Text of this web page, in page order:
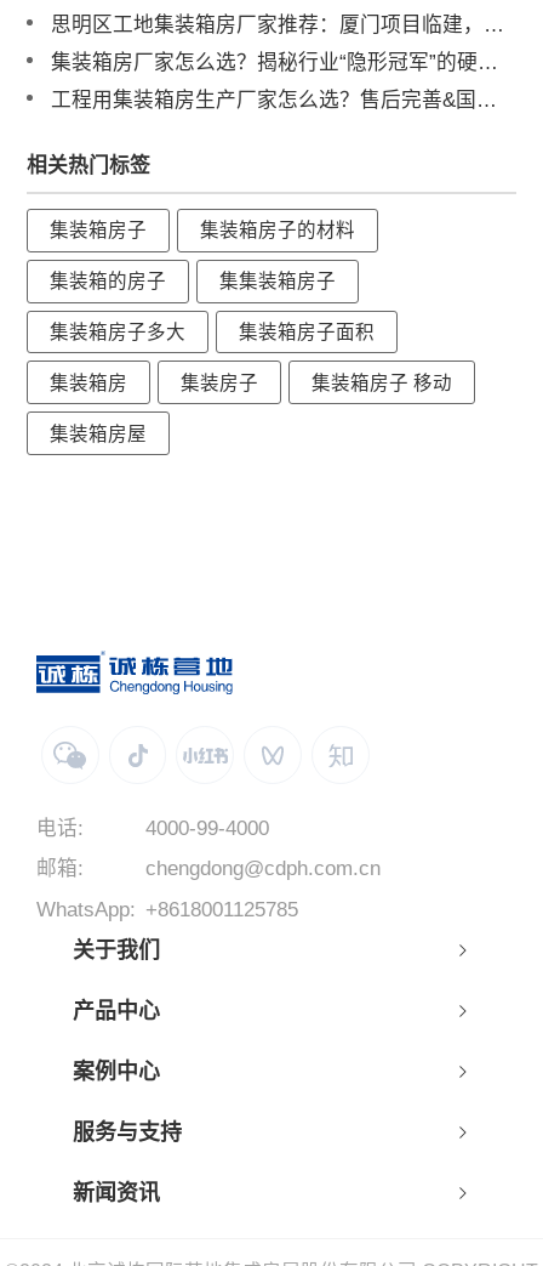
思明区工地集装箱房厂家推荐：厦门项目临建，为何总包单位都选他？
集装箱房厂家怎么选？揭秘行业“隐形冠军”的硬核实力
工程用集装箱房生产厂家怎么选？售后完善&国内三大工厂直供解析
相关热门标签
集装箱房子 集装箱房子的材料
集装箱的房子 集集装箱房子
集装箱房子多大 集装箱房子面积
集装箱房 集装房子 集装箱房子 移动
集装箱房屋
电话:
4000-99-4000
邮箱:
chengdong@cdph.com.cn
WhatsApp: +8618001125785
关于我们
产品中心
案例中心
服务与支持
新闻资讯